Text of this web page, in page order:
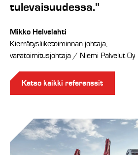
tulevaisuudessa."
Mikko Helvelahti
Kierrätysliiketoiminnan johtaja,
varatoimitusjohtaja / Niemi Palvelut Oy
Katso kaikki referenssit